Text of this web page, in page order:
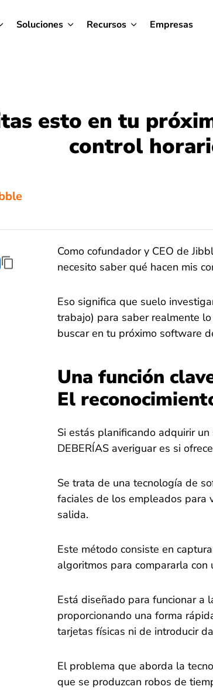
Soluciones Recursos Empresas
esto en tu
control
Como cofundador y CEO de
necesito saber qué hacen mis
Eso significa que suelo
trabajo) para saber realmente
buscar en tu próximo software
Una función
El
Si estás planificando adquirir
DEBERÍAS averiguar es si ofrece
Se trata de una tecnología de
faciales de los empleados para
salida.
Este método consiste en
algoritmos para compararla
Está diseñado para funcionar a
proporcionando una forma
tarjetas físicas ni de introducir
El problema que aborda la
que se produzcan robos de